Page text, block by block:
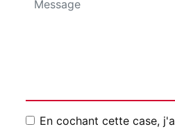
En cochant cette case,